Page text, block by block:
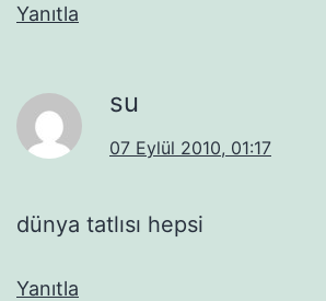
Yanıtla
su
07 Eylül 2010, 01:17
dünya tatlısı hepsi
Yanıtla